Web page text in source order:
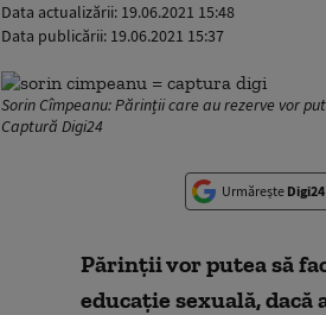
Data actualizării: 19.06.2021 15:48
Data publicării: 19.06.2021 15:37
Sorin Cîmpeanu: Părinții care au rezerve vor
Captură Digi24
Urmărește Digi24
Părinții vor putea să
educație sexuală, dacă